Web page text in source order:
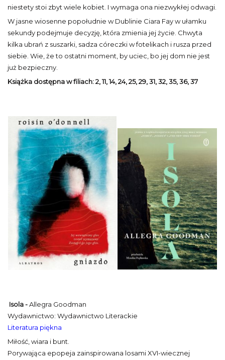
niestety stoi zbyt wiele kobiet. I wymaga ona niezwykłej odwagi.
W jasne wiosenne popołudnie w Dublinie Ciara Fay w ułamku
sekundy podejmuje decyzję, która zmienia jej życie. Chwyta
kilka ubrań z suszarki, sadza córeczki w fotelikach i rusza przed
siebie. Wie, że to ostatni moment, by uciec, bo jej dom nie jest
już bezpieczny.
Książka dostępna w filiach:2, 11, 14, 24, 25, 29, 31, 32, 35, 36, 37
Isola -Allegra Goodman
Wydawnictwo: Wydawnictwo Literackie
Literatura piękna
Miłość, wiara i bunt.
Porywająca epopeja zainspirowana losami XVI-wiecznej